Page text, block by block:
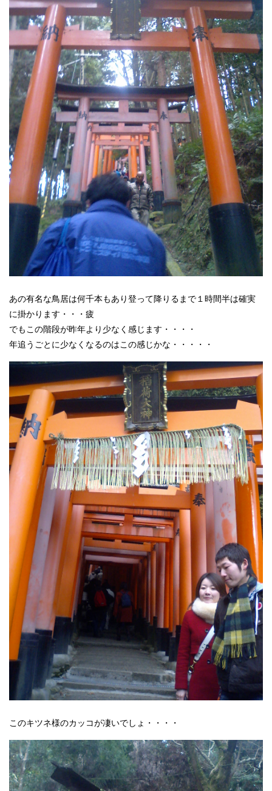
あの有名な鳥居は何千本もあり登って降りるまで１時間半は確実
に掛かります・・・疲
でもこの階段が昨年より少なく感じます・・・・
年追うごとに少なくなるのはこの感じかな・・・・・
このキツネ様のカッコが凄いでしょ・・・・